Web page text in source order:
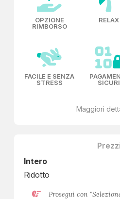
OPZIONE
RIMBORSO
RELAX
FACILE E SENZA
STRESS
SICURI
Maggiori
Prezzi
Intero
Ridotto
Prosegui con